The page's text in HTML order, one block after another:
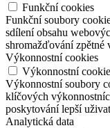
Funkční cookies
Funkční soubory
sdílení obsahu
shromažďování zpětné
Výkonnostní cookies
Výkonnostní
Výkonnostní soubory
klíčových
poskytování lepší
Analytická data